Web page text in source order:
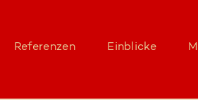
Referenzen Einblicke